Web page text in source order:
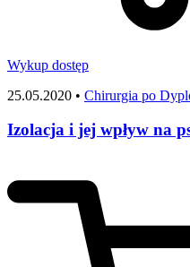
Wykup dostęp
25.05.2020 • Chirurgia po
Izolacja i jej wpływ na